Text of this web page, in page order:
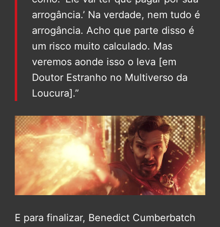
arrogância.’ Na verdade, nem tudo é
arrogância. Acho que parte disso é
um risco muito calculado. Mas
veremos aonde isso o leva [em
Doutor Estranho no Multiverso da
Loucura].”
E para finalizar, Benedict Cumberbatch